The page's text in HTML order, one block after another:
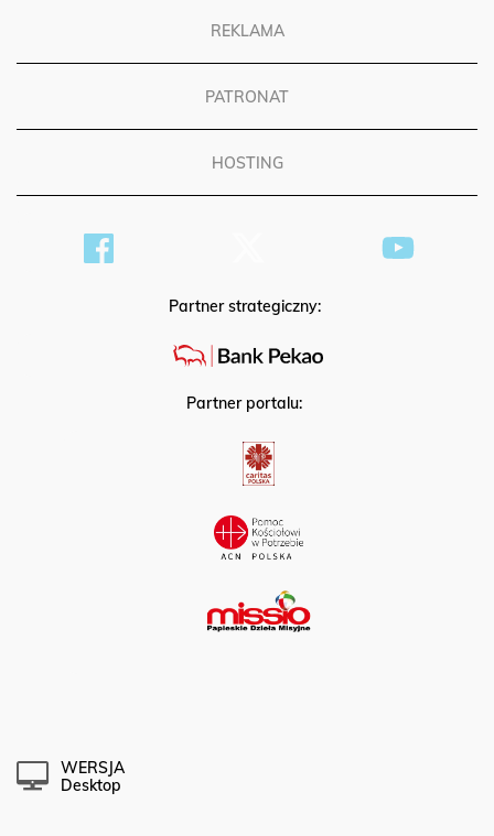
REKLAMA
PATRONAT
HOSTING
Partner strategiczny:
Partner portalu:
WERSJA
Desktop